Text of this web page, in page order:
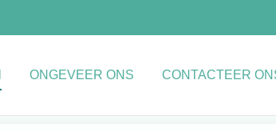
ONGEVEER ONS CONTACTEER